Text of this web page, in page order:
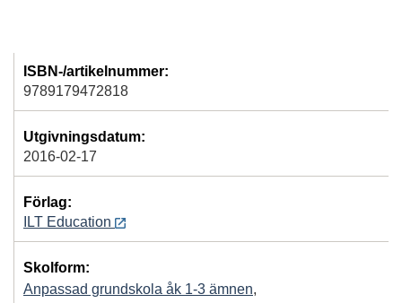
ISBN-/artikelnummer:
9789179472818
Utgivningsdatum:
2016-02-17
Förlag:
ILT Education
Skolform:
Anpassad grundskola åk 1-3 ämnen,